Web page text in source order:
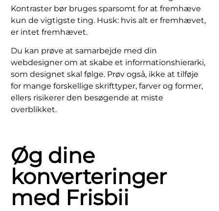
Kontraster bør bruges sparsomt for at fremhæve
kun de vigtigste ting. Husk: hvis alt er fremhævet,
er intet fremhævet.
Du kan prøve at samarbejde med din
webdesigner om at skabe et informationshierarki,
som designet skal følge. Prøv også, ikke at tilføje
for mange forskellige skrifttyper, farver og former,
ellers risikerer den besøgende at miste
overblikket.
Øg dine
konverteringer
med Frisbii